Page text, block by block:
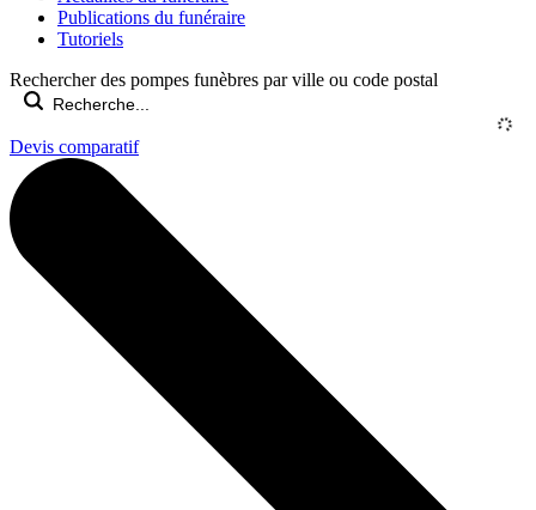
Publications du funéraire
Tutoriels
Rechercher des pompes funèbres par ville ou code postal
Devis comparatif